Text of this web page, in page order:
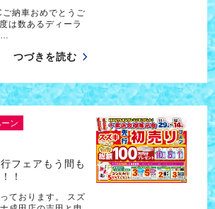
納車おめでとうご
は数あるディーラ
…
つづきを読む
ン
フェアもう間も
！
ております。 スズ